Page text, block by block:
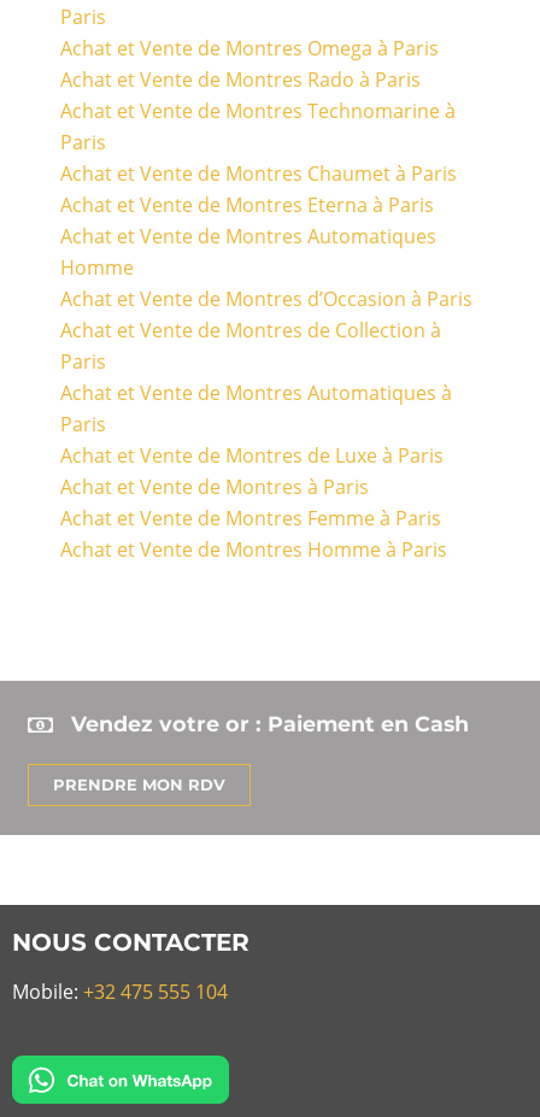
Paris
Achat et Vente de Montres Omega à Paris
Achat et Vente de Montres Rado à Paris
Achat et Vente de Montres Technomarine à
Paris
Achat et Vente de Montres Chaumet à Paris
Achat et Vente de Montres Eterna à Paris
Achat et Vente de Montres Automatiques
Homme
Achat et Vente de Montres d’Occasion à Paris
Achat et Vente de Montres de Collection à
Paris
Achat et Vente de Montres Automatiques à
Paris
Achat et Vente de Montres de Luxe à Paris
Achat et Vente de Montres à Paris
Achat et Vente de Montres Femme à Paris
Achat et Vente de Montres Homme à Paris
Vendez votre or : Paiement en Cash
PRENDRE MON RDV
NOUS CONTACTER
Mobile: +32 475 555 104